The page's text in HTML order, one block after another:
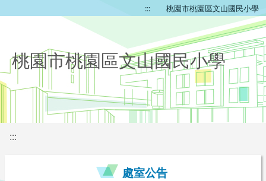
::: 桃園市桃園區文山國民小學
桃園市桃園區文山國民小學
:::
處室公告